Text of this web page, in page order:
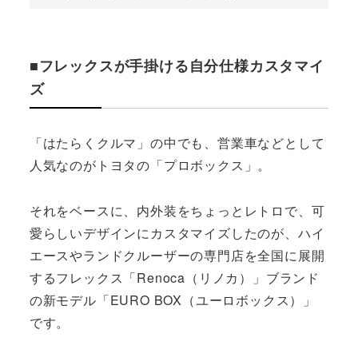
■フレックスが手掛ける自分仕様カスタマイ
ズ
「はたらくクルマ」の中でも、営業車などとして
人気なのがトヨタの「プロボックス」。
それをベースに、内外装をちょっとレトロで、可
愛らしいデザインにカスタマイズしたのが、ハイ
エースやランドクルーザーの専門店を全国に展開
するフレックス「Renoca（リノカ）」ブランド
の新モデル「EURO BOX（ユーロボックス）」
です。